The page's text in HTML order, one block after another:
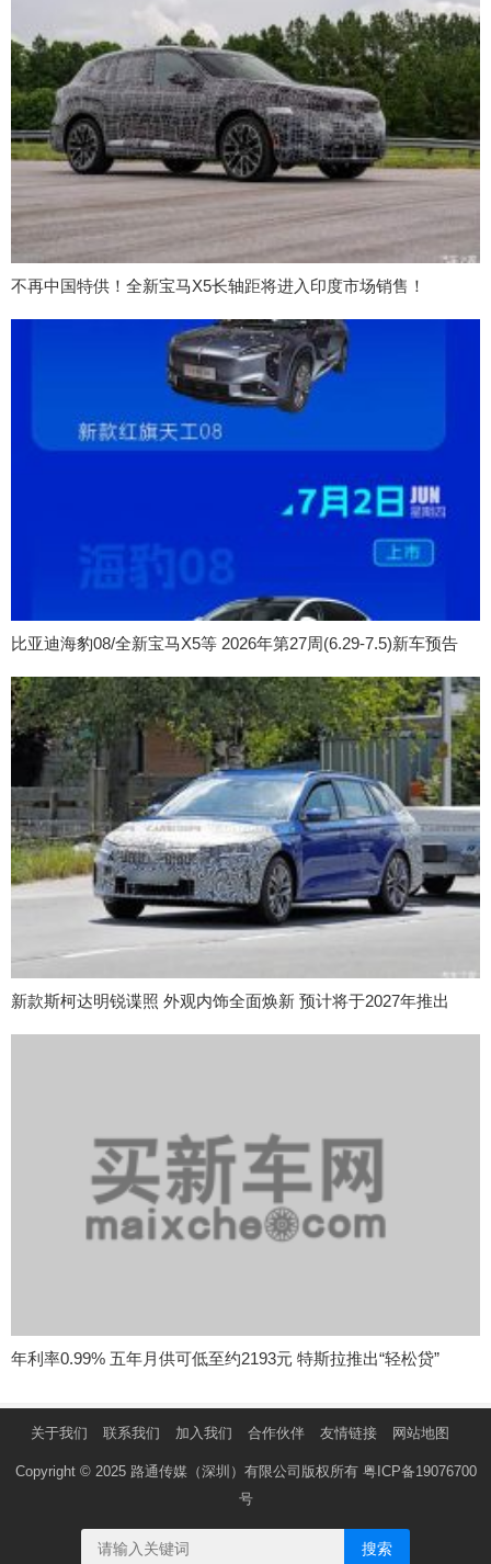
不再中国特供！全新宝马X5长轴距将进入印度市场销售！
比亚迪海豹08/全新宝马X5等 2026年第27周(6.29-7.5)新车预告
新款斯柯达明锐谍照 外观内饰全面焕新 预计将于2027年推出
年利率0.99% 五年月供可低至约2193元 特斯拉推出“轻松贷”
关于我们 联系我们 加入我们 合作伙伴 友情链接 网站地图
Copyright © 2025 路通传媒（深圳）有限公司版权所有 粤ICP备19076700
号
搜索